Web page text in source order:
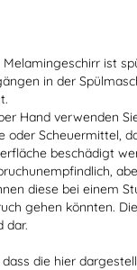
Melamingeschirr ist
in der
Hand verwenden
oder Scheuermittel,
beschädigt
diese bei einem
gehen könnten.
dar.
die hier